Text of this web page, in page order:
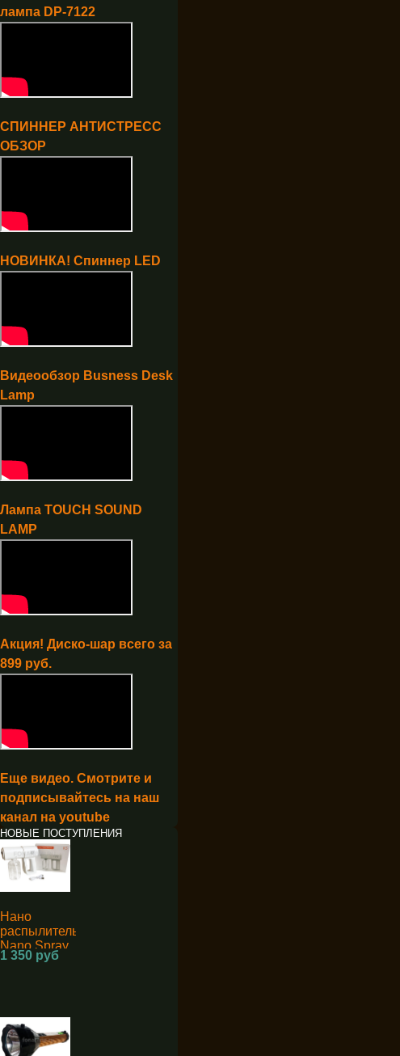
лампа DP-7122
СПИННЕР АНТИСТРЕСС
ОБЗОР
НОВИНКА! Спиннер LED
Видеообзор Busness Desk
Lamp
Лампа TOUCH SOUND
LAMP
Акция! Диско-шар всего за
899 руб.
Еще видео. Смотрите и
подписывайтесь на наш
канал на youtube
НОВЫЕ ПОСТУПЛЕНИЯ
Нано
распылитель
Nano Spray
Machine K5
1 350 руб